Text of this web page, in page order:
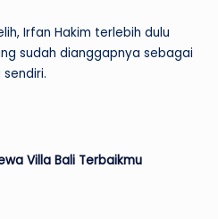
Irfan Hakim terlebih dulu
sudah dianggapnya sebagai
Villa Bali Terbaikmu